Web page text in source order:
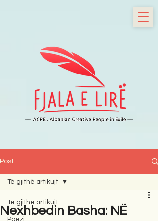
Post
Të gjithë artikujt
Poezi
Të gjithë artikujt
Nexhbedin Basha: NË